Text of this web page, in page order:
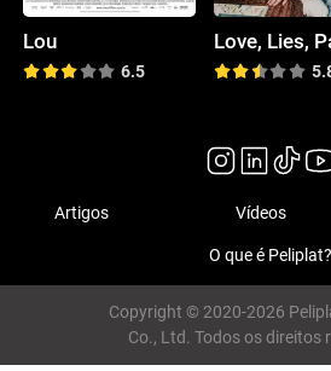
Lou
6.5
Artigos Vídeos
O que é Peliplat?
Copyright © 2020-2026
Co., Ltd. Todos os direitos